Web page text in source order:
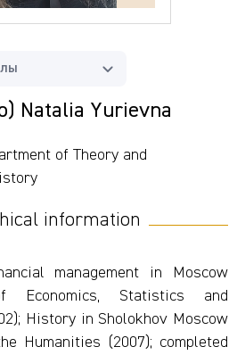
Natalia Yurievna
of Theory and
information
management in Moscow
Economics, Statistics and
History in Sholokhov Moscow
Humanities (2007); completed